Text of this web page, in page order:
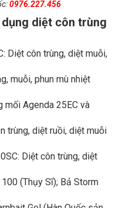
diệt côn trùng
Diệt côn trùng, diệt muỗi,
muỗi, phun mù nhiệt
Agenda 25EC và
trùng, diệt ruồi, diệt muỗi
Diệt côn trùng, diệt
(Thụy Sĩ); Bả Storm
Gel (Hàn Quốc sản